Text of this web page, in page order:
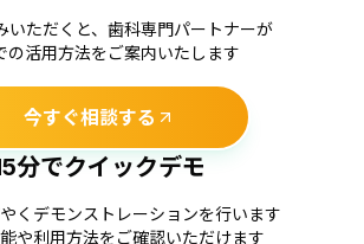
いただくと、歯科専門パートナーが
の活用方法をご案内いたします
今すぐ相談する
分でクイックデモ
くデモンストレーションを行います
や利用方法をご確認いただけます